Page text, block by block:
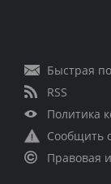
Быстрая
RSS
Политика
Сообщить
Правовая